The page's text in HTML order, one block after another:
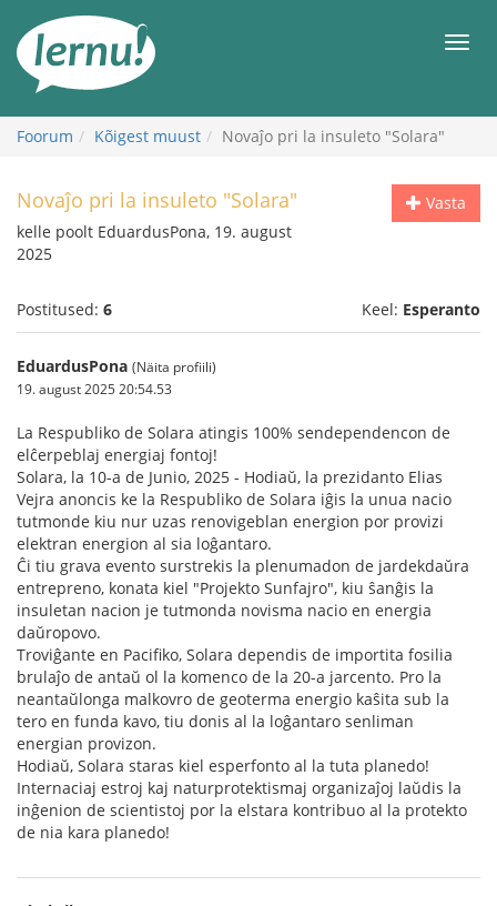
juurde
Foorum Kõigest muust Novaĵo pri la insuleto "Solara"
Vasta
Novaĵo pri la insuleto "Solara"
kelle poolt EduardusPona, 19. august
2025
Postitused: 6 Keel: Esperanto
EduardusPona (Näita profiili)
19. august 2025 20:54.53
La Respubliko de Solara atingis 100% sendependencon de
elĉerpeblaj energiaj fontoj!
Solara, la 10-a de Junio, 2025 - Hodiaŭ, la prezidanto Elias
Vejra anoncis ke la Respubliko de Solara iĝis la unua nacio
tutmonde kiu nur uzas renovigeblan energion por provizi
elektran energion al sia loĝantaro.
Ĉi tiu grava evento surstrekis la plenumadon de jardekdaŭra
entrepreno, konata kiel "Projekto Sunfajro", kiu ŝanĝis la
insuletan nacion je tutmonda novisma nacio en energia
daŭropovo.
Troviĝante en Pacifiko, Solara dependis de importita fosilia
brulaĵo de antaŭ ol la komenco de la 20-a jarcento. Pro la
neantaŭlonga malkovro de geoterma energio kaŝita sub la
tero en funda kavo, tiu donis al la loĝantaro senliman
energian provizon.
Hodiaŭ, Solara staras kiel esperfonto al la tuta planedo!
Internaciaj estroj kaj naturprotektismaj organizaĵoj laŭdis la
inĝenion de scientistoj por la elstara kontribuo al la protekto
de nia kara planedo!